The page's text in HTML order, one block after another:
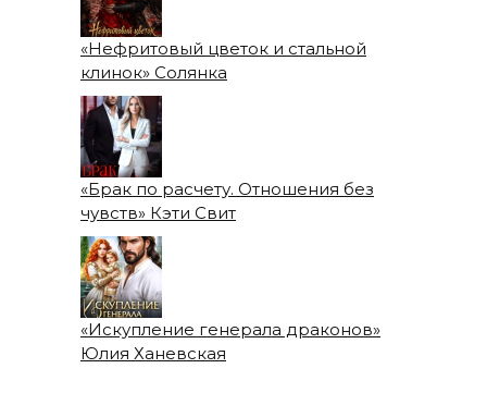
«Нефритовый цветок и стальной
клинок» Солянка
«Брак по расчету. Отношения без
чувств» Кэти Свит
«Искупление генерала драконов»
Юлия Ханевская